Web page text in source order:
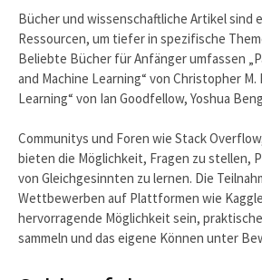
Bücher und wissenschaftliche Artikel sind
Ressourcen, um tiefer in spezifische
Beliebte Bücher für Anfänger umfassen
and Machine Learning“ von Christopher M.
Learning“ von Ian Goodfellow, Yoshua
Communitys und Foren wie Stack
bieten die Möglichkeit, Fragen zu stellen,
von Gleichgesinnten zu lernen. Die
Wettbewerben auf Plattformen wie
hervorragende Möglichkeit sein,
sammeln und das eigene Können unter